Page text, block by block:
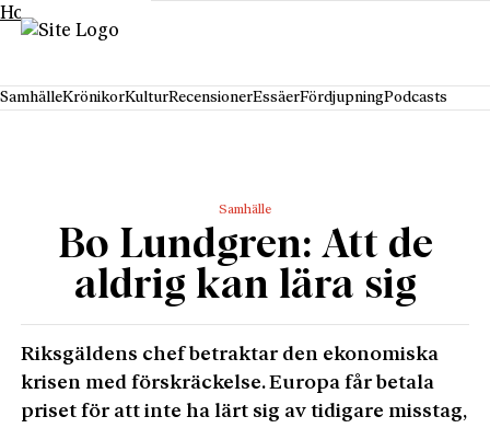
Hoppa till innehåll
SamhälleKrönikorKulturRecensionerEssäerFördjupningPodcasts
Samhälle
Bo Lundgren: Att de
aldrig kan lära sig
Riksgäldens chef betraktar den ekonomiska
krisen med förskräckelse. Europa får betala
priset för att inte ha lärt sig av tidigare misstag,